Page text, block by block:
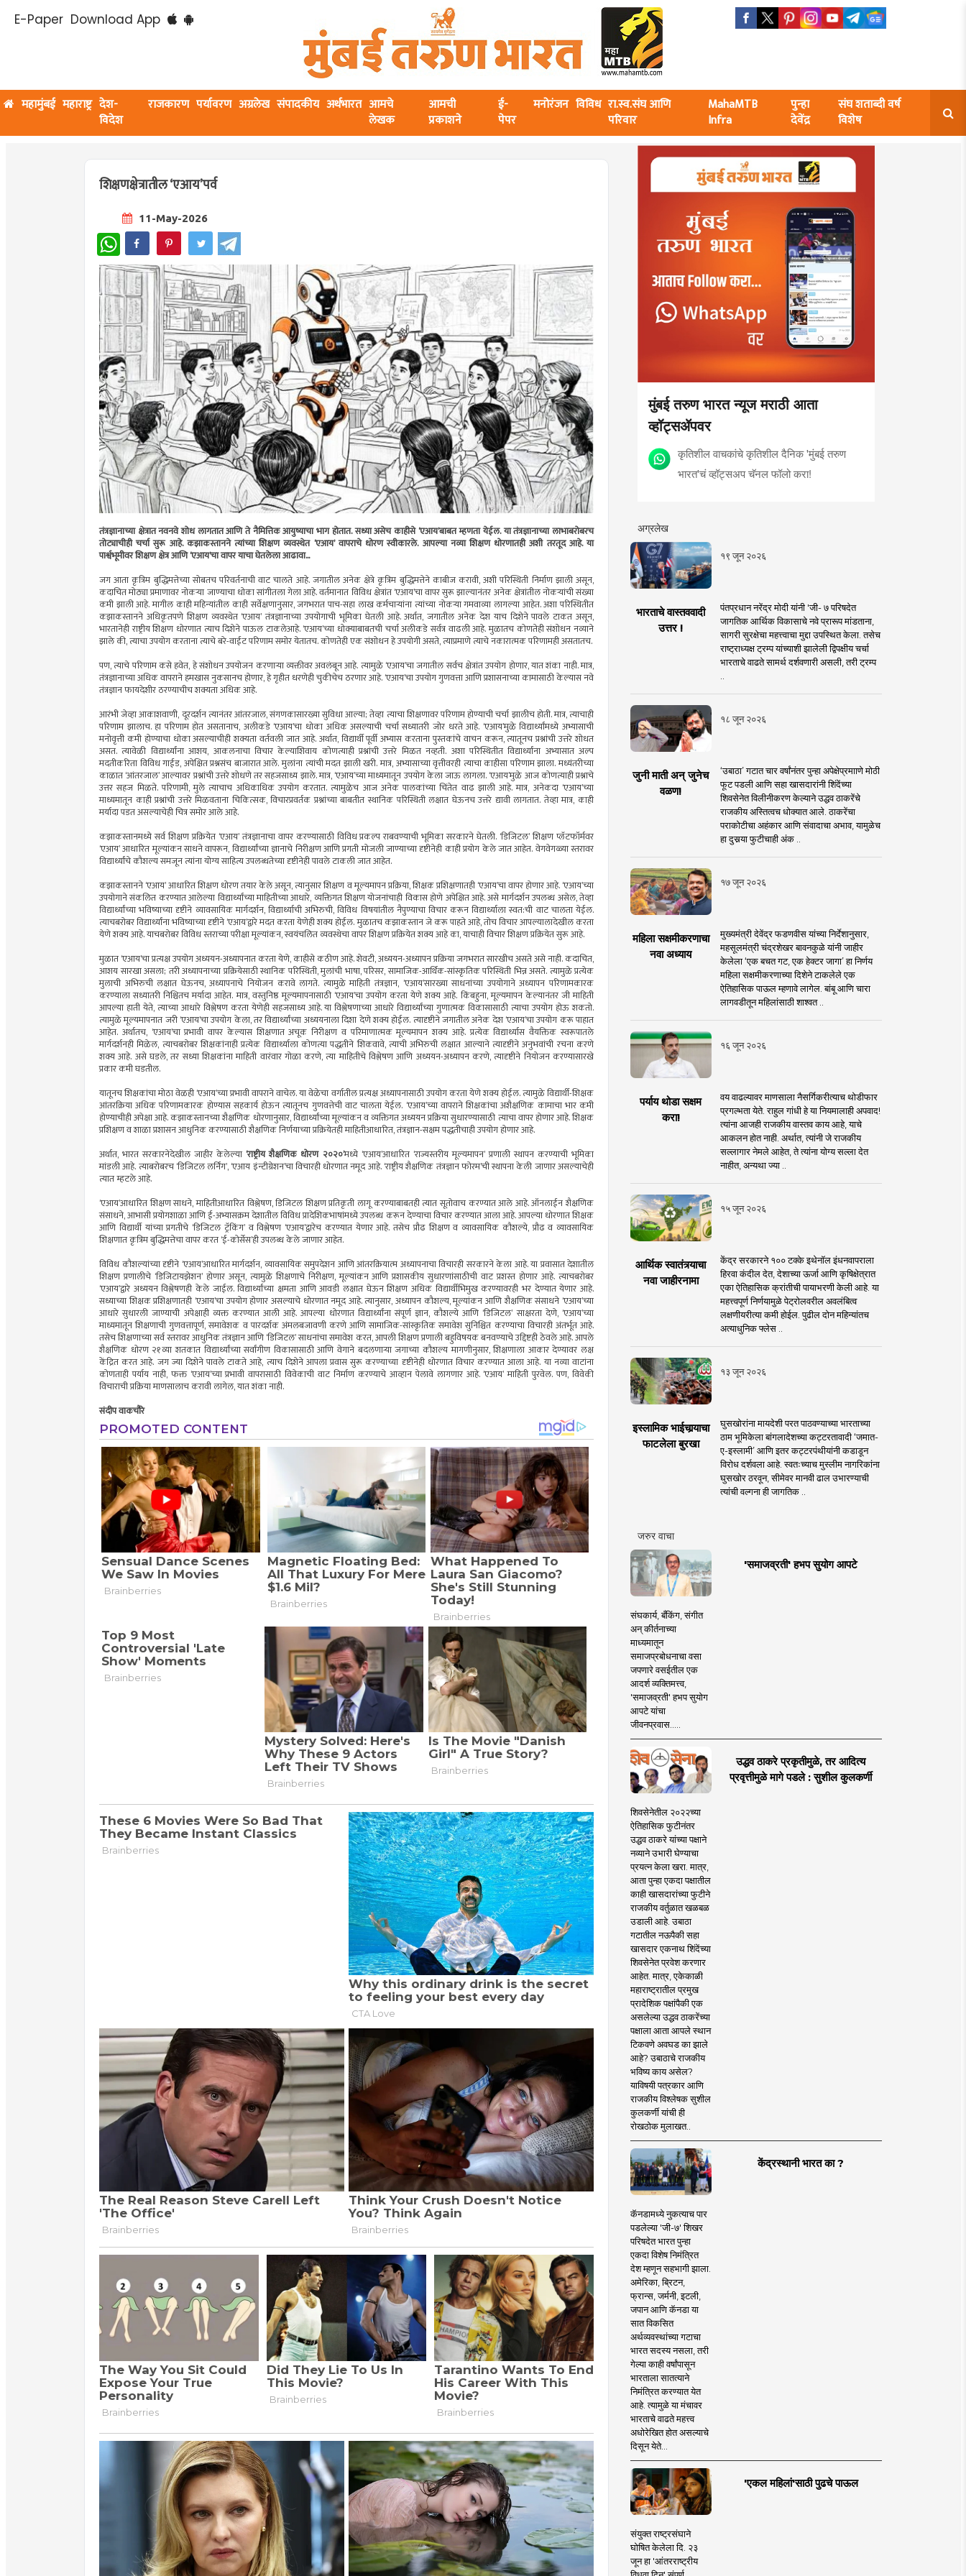
E-Paper Download App
महामुंबई महाराष्ट्र देश-
विदेश
राजकारण पर्यावरण अग्रलेख संपादकीय अर्थभारत आमचे
लेखक
आमची
प्रकाशने
ई-
पेपर
मनोरंजन विविध रा.स्व.संघ आणि
परिवार
MahaMTB
Infra
पुन्हा
देवेंद्र
संघ शताब्दी वर्ष
विशेष
शिक्षणक्षेत्रातील ‘एआय’पर्व
11-May-2026
WhatsApp
तंत्रज्ञानाच्या क्षेत्रात नवनवे शोध लागतात आणि ते नैमित्तिक आयुष्याचा भाग होतात. सध्या असेच काहीसे ‘एआय’बाबत म्हणता येईल. या तंत्रज्ञानाच्या लाभाबरोबरच
तोट्याचीही चर्चा सुरू आहे. कझाकस्तानने त्यांच्या शिक्षण व्यवस्थेत ‘एआय’ वापराचे धोरण स्वीकारले. आपल्या नव्या शिक्षण धोरणातही अशी तरतूद आहे. या
पार्श्वभूमीवर शिक्षण क्षेत्र आणि ‘एआय’चा वापर याचा घेतलेला आढावा...
जग आता कृत्रिम बुद्धिमत्तेच्या सोबतच परिवर्तनाची वाट चालते आहे. जगातील अनेक क्षेत्रे कृत्रिम बुद्धिमत्तेने काबीज करावी, अशी परिस्थिती निर्माण झाली असून,
कदाचित मोठ्या प्रमाणावर नोकर्‍या जाण्याचा धोका सांगीतला गेला आहे. वर्तमानात विविध क्षेत्रांत ‘एआय’चा वापर सुरू झाल्यानंतर अनेक क्षेत्रांतील नोकर्‍यांची संख्या
कमी झाली आहे. मागील काही महिन्यांतील काही सर्वेक्षणानुसार, जगभरात पाच-सहा लाख कर्मचार्‍यांना त्यांच्या नोकर्‍या गमवाव्या लागल्या आहेत. अशा परिस्थितीत
कझाकस्तानने अधिकृतपणे शिक्षण व्यवस्थेत ‘एआय’ तंत्रज्ञानाच्या उपयोगाची भूमिका घेतली आहे. अर्थात, जगातील अनेक देश याच दिशेने पावले टाकत असून,
भारतानेही राष्ट्रीय शिक्षण धोरणात त्याच दिशेने पाऊल टाकलेआहे. ‘एआय’च्या धोक्याबाबतची चर्चा अलीकडे सर्वत्र वाढली आहे. मुळातच कोणतेही संशोधन नव्याने
झाले की, त्याचा उपयोग करताना त्याचे बरे-वाईट परिणाम समोर येतातच. कोणतेही एक संशोधन हे उपयोगी असते, त्याप्रमाणे त्याचे नकारात्मक परिणामही असतातच.
पण, त्याचे परिणाम कसे हवेत, हे संशोधन उपयोजन करणार्‍या व्यक्तीवर अवलंबून आहे. त्यामुळे ‘एआय’चा जगातील सर्वच क्षेत्रांत उपयोग होणार, यात शंका नाही. मात्र,
तंत्रज्ञानाच्या अधिक वापराने हमखास नुकसानच होणार, हे गृहीत धरणेही चुकीचेच ठरणार आहे. ‘एआय’चा उपयोग गुणवत्ता आणि प्रशासनाच्या कामासाठी केल्यास नवे
तंत्रज्ञान फायदेशीर ठरण्याचीच शक्यता अधिक आहे.
आरंभी जेव्हा आकाशवाणी, दूरदर्शन त्यानंतर आंतरजाल, संगणकासारख्या सुविधा आल्या; तेव्हा त्याचा शिक्षणावर परिणाम होण्याची चर्चा झालीच होती. मात्र, त्याचाही
परिणाम झालाच. हा परिणाम होत असतानाच, अलीकडे ‘एआय’चा धोका अधिक असल्याची चर्चा सध्यातरी जोर धरते आहे. ‘एआय’मुळे विद्यार्थ्यांमध्ये अभ्यासाची
मनोवृत्ती कमी होण्याचा धोका असल्याचीही शक्यता वर्तवली जात आहे. अर्थात, विद्यार्थी पूर्वी अभ्यास करताना पुस्तकांचे वाचन करून, त्यातूनच प्रश्नांची उत्तरे शोधत
असत. त्यावेळी विद्यार्थ्यांना आशय, आकलनाचा विचार केल्याशिवाय कोणत्याही प्रश्नांची उत्तरे मिळत नव्हती. अशा परिस्थितीत विद्यार्थ्यांना अभ्यासात अल्प
मदतीकरिता विविध गाईड, अपेक्षित प्रश्नसंच बाजारात आले. मुलांना त्यांची मदत झाली खरी. मात्र, अभ्यासाच्या वृत्तीवरही त्याचा काहीसा परिणाम झाला. मध्यंतरीच्या
काळात ‘आंतरजाल’ आल्यावर प्रश्नांची उत्तरे शोधणे तर सहजसाध्य झाले. मात्र, ‘एआय’च्या माध्यमातून उपयोग केला जाऊ लागला. ‘एआय’मुळे आज कोणत्याही प्रश्नाचे
उत्तर सहज मिळते. परिणामी, मुले त्याचाच अधिकाधिक उपयोग करतात. त्यामुळेच आज अनेक पालकांच्या चिंतेत वाढ झाली आहे. मात्र, अनेकदा ‘एआय’च्या
माध्यमातून काही प्रश्नांची उत्तरे मिळवताना चिकित्सक, विचारप्रवर्तक प्रश्नांच्या बाबतीत स्थानिक परिस्थिती लक्षात घेऊनच उत्तरे द्यावी लागतात. तेव्हा मात्र, काही
मर्यादा पडत असल्याचेही चित्र समोर आले आहे.
कझाकस्तानमध्ये सर्व शिक्षण प्रक्रियेत ‘एआय’ तंत्रज्ञानाचा वापर करण्यासाठी विविध प्रकल्प राबवण्याची भूमिका सरकारने घेतली. ‘डिजिटल’ शिक्षण प्लॅटफॉर्मवर
‘एआय’ आधारित मूल्यांकन साधने वापरून, विद्यार्थ्यांच्या ज्ञानाचे निरीक्षण आणि प्रगती मोजली जाण्याच्या दृष्टीनेही काही प्रयोग केले जात आहेत. वेगवेगळ्या स्तरावर
विद्यार्थ्यांचे कौशल्य समजून त्यांना योग्य साहित्य उपलब्धतेच्या दृष्टीनेही पावले टाकली जात आहेत.
कझाकस्तानने ‘एआय’ आधारित शिक्षण धोरण तयार केले असून, त्यानुसार शिक्षण व मूल्यमापन प्रक्रिया, शिक्षक प्रशिक्षणातही ‘एआय’चा वापर होणार आहे. ‘एआय’च्या
उपयोगाने संकलित करण्यात आलेल्या विद्यार्थ्यांच्या माहितीच्या आधारे, व्यक्तिगत शिक्षण योजनांचाही विकास होणे अपेक्षित आहे. असे मार्गदर्शन उपलब्ध असेल, तेव्हा
विद्यार्थ्यांच्या भविष्याच्या दृष्टीने व्यावसायिक मार्गदर्शन, विद्यार्थ्याची अभिरुची, विविध विषयांतील नैपुण्याचा विचार करून विद्यार्थ्याला स्वत:ची वाट चालता येईल.
त्याचबरोबर विद्यार्थ्यांना भविष्याच्या दृष्टीने ‘एआय’द्वारे मदत करता येणेही शक्य होईल. मुळातच कझाकस्तान जे करू पाहते आहे, तोच विचार आपल्यालादेखील करता
येणे शक्य आहे. याचबरोबर विविध स्तराच्या परीक्षा मूल्यांकन, स्वयंचलित व्यवस्थेचा वापर शिक्षण प्रक्रियेत शक्य आहे का, याचाही विचार शिक्षण प्रक्रियेत सुरू आहे.
मुळात ‘एआय’चा प्रत्यक्ष उपयोग अध्ययन-अध्यापनात करता येणे, काहीसे कठीण आहे. शेवटी, अध्ययन-अध्यापन प्रक्रिया जगभरात सारखीच असते असे नाही. कदाचित,
आशय सारखा असला; तरी अध्यापनाच्या प्रक्रियेसाठी स्थानिक परिस्थिती, मुलांची भाषा, परिसर, सामाजिक-आर्थिक-सांस्कृतिक परिस्थिती भिन्न असते. त्यामुळे प्रत्येक
मुलाची अभिरुची लक्षात घेऊनच, अध्यापनाचे नियोजन करावे लागते. त्यामुळे माहिती तंत्रज्ञान, ‘एआय’सारख्या साधनांच्या उपयोगाने अध्यापन परिणामकारक
करण्याला सध्यातरी निश्चितच मर्यादा आहेत. मात्र, वस्तुनिष्ठ मूल्यमापनासाठी ‘एआय’चा उपयोग करता येणे शक्य आहे. किंबहुना, मूल्यमापन केल्यानंतर जी माहिती
आपल्या हाती येते, त्याच्या आधारे विश्लेषण करता येणेही सहजसाध्य आहे. या विश्लेषणाच्या आधारे विद्यार्थ्यांच्या गुणात्मक विकासासाठी त्याचा उपयोग होऊ शकतो.
त्यामुळे मूल्यमापनात जरी ‘एआय’चा उपयोग केला, तर विद्यार्थ्यांच्या अध्ययनाला दिशा देणे शक्य होईल. त्यादृष्टीने जगातील अनेक देश ‘एआय’चा उपयोग करू पाहात
आहेत. अर्थातच, ‘एआय’चा प्रभावी वापर केल्यास शिक्षणात अचूक निरीक्षण व परिमाणात्मक मूल्यमापन शक्य आहे. प्रत्येक विद्यार्थ्यास वैयक्तिक स्वरूपातले
मार्गदर्शनही मिळेल, त्याचबरोबर शिक्षकांनाही प्रत्येक विद्यार्थ्याला कोणत्या पद्धतीने शिकवावे, त्याची अभिरुची लक्षात आल्याने त्यादृष्टीने अनुभवांची रचना करणे
शक्य आहे. असे घडले, तर सध्या शिक्षकांना माहिती वारंवार गोळा करणे, त्या माहितीचे विश्लेषण आणि अध्ययन-अध्यापन करणे, त्यादृष्टीने नियोजन करण्यासारखे
प्रकार कमी घडतील.
यातूनच शिक्षकांचा मोठा वेळही ‘एआय’च्या प्रभावी वापराने वाचेल. या वेळेचा वर्गातील प्रत्यक्ष अध्यापनासाठी उपयोग करता येणे शक्य होईल. त्यामुळे विद्यार्थी-शिक्षक
आंतरक्रिया अधिक परिणामकारक होण्यास सहकार्य होऊन त्यातूनच गुणवत्तेची वाट चालता येईल. ‘एआय’च्या वापराने शिक्षकांचा अशैक्षणिक कामाचा भार कमी
होण्याचीही अपेक्षा आहे. कझाकस्तानच्या शैक्षणिक धोरणानुसार, विद्यार्थ्यांच्या मूल्यांकन व व्यक्तिगत अध्ययन प्रक्रिया सुधारण्यासाठी त्याचा वापर होणार आहे. शिक्षक
प्रशिक्षण व शाळा प्रशासन आधुनिक करण्यासाठी शैक्षणिक निर्णयाच्या प्रक्रियेतही माहितीआधारित, तंत्रज्ञान-सक्षम पद्धतीचाही उपयोग होणार आहे.
अर्थात, भारत सरकारनेदेखील जाहीर केलेल्या‘राष्ट्रीय शैक्षणिक धोरण २०२०’मध्ये ‘एआय’आधारित ‘राज्यस्तरीय मूल्यमापन’ प्रणाली स्थापन करण्याची भूमिका
मांडली आहे. त्याबरोबरच ‘डिजिटल लर्निंग’, ‘एआय इंन्टीग्रेशन’चा विचारही धोरणात नमूद आहे. ‘राष्ट्रीय शैक्षणिक तंत्रज्ञान फोरम’ची स्थापना केली जाणार असल्याचेही
त्यात म्हटले आहे.
‘एआय’आधारित शिक्षण साधने, माहितीआधारित विश्लेषण, डिजिटल शिक्षण प्रतिकृती लागू करण्याबाबतही त्यात सूतोवाच करण्यात आले आहे. ऑनलाईन शैक्षणिक
संसाधने, आभासी प्रयोगशाळा आणि ई-अभ्यासक्रम देशातील विविध प्रादेशिकभाषांमध्ये उपलब्ध करून देण्याचा विचार करण्यात आला आहे. आपल्या धोरणात शिक्षक
आणि विद्यार्थी यांच्या प्रगतीचे ‘डिजिटल ट्रॅकिंग’ व विश्लेषण ‘एआय’द्वारेच करण्यात येणार आहे. तसेच प्रौढ शिक्षण व व्यावसायिक कौशल्ये, प्रौढ व व्यावसायिक
शिक्षणात कृत्रिम बुद्धिमत्तेचा वापर करत ‘ई-कोर्सेस’ही उपलब्ध केले जाणार आहेत.
विविध कौशल्यांच्या दृष्टीने ‘एआय’आधारित मार्गदर्शन, व्यावसायिक समुपदेशन आणि आंतरक्रियात्म अध्यापनाचा विचारही सरकारने केला आहे. या प्रवासात देशातील
शिक्षण प्रणालीचे ‘डिजिटायझेशन’ होणार असून, त्यामुळे शिक्षणाचे निरीक्षण, मूल्यांकन आणि प्रशासकीय सुधारणांसाठीची वाट प्रशस्त होणार आहे. त्याचबरोबर
‘एआय’द्वारे अध्ययन विश्लेषणही केले जाईल. विद्यार्थ्यांच्या क्षमता आणि आवडी लक्षात घेऊन शिक्षण अधिक विद्यार्थीभिमुख करण्यावरही भर देण्यात येणार आहे.
सध्याच्या शिक्षक प्रशिक्षणातही ‘एआय’चा उपयोग होणार असल्याचे धोरणात नमूद आहे. त्यानुसार, अध्यापन कौशल्य, मूल्यांकन आणि शैक्षणिक संसाधने ‘एआय’च्या
आधारे सुधारली जाण्याची अपेक्षाही व्यक्त करण्यात आली आहे. आपल्या धोरणात विद्यार्थ्यांना संपूर्ण ज्ञान, कौशल्ये आणि ‘डिजिटल’ साक्षरता देणे, ‘एआय’च्या
माध्यमातून शिक्षणाची गुणवत्तापूर्ण, समावेशक व पारदर्शक अंमलबजावणी करणे आणि सामाजिक-सांस्कृतिक समावेश सुनिश्चित करण्याचा विचारही अंतर्भूत आहे.
तसेच शिक्षणाच्या सर्व स्तरावर आधुनिक तंत्रज्ञान आणि ‘डिजिटल’ साधनांचा समावेश करत, आपली शिक्षण प्रणाली बहुविषयक बनवण्याचे उद्दिष्टही ठेवले आहे. आपले
शैक्षणिक धोरण २१व्या शतकात विद्यार्थ्यांच्या सर्वांगीण विकासासाठी आणि वेगाने बदलणार्‍या जगाच्या कौशल्य मागणीनुसार, शिक्षणाला आकार देण्यावर लक्ष
केंद्रित करत आहे. जग ज्या दिशेने पावले टाकते आहे, त्याच दिशेने आपला प्रवास सुरू करण्याच्या दृष्टीनेही धोरणात विचार करण्यात आला आहे. या नव्या वाटांना
कोणताही पर्याय नाही, फक्त ‘एआय’च्या प्रभावी वापरासाठी विवेकाची वाट निर्माण करण्याचे आव्हान पेलावे लागणार आहे. ‘एआय’ माहिती पुरवेल. पण, विवेकी
विचाराची प्रक्रिया माणसालाच करावी लागेल, यात शंका नाही.
संदीप वाकचौरे
मुंबई तरुण भारत न्यूज मराठी आता
व्हॉट्सॲपवर
कृतिशील वाचकांचे कृतिशील दैनिक 'मुंबई तरुण
भारत'चं व्हॉट्सअप चॅनल फॉलो करा!
अग्रलेख
१९ जून २०२६
भारताचे वास्तववादी
उत्तर !
पंतप्रधान नरेंद्र मोदी यांनी 'जी- ७ परिषदेत
जागतिक आर्थिक विकासाचे नवे प्रारूप मांडताना,
सागरी सुरक्षेचा महत्त्वाचा मुद्दा उपस्थित केला. तसेच
राष्ट्राध्यक्ष ट्रम्प यांच्याशी झालेली द्विपक्षीय चर्चा
भारताचे वाढते सामर्थ दर्शवणारी असली, तरी ट्रम्प
१८ जून २०२६
जुनी माती अन् जुनेच
वळण!
‘उबाठा’ गटात चार वर्षांनंतर पुन्हा अपेक्षेप्रमााणे मोठी
फूट पडली आणि सहा खासदारांनी शिंदेंच्या
शिवसेनेत विलीनीकरण केल्याने उद्धव ठाकरेंचे
राजकीय अस्तित्वच धोक्यात आले. ठाकरेंचा
पराकोटीचा अहंकार आणि संवादाचा अभाव, यामुळेच
हा दुसर्‍या फुटीचाही अंक ..
१७ जून २०२६
महिला सक्षमीकरणाचा
नवा अध्याय
मुख्यमंत्री देवेंद्र फडणवीस यांच्या निर्देशानुसार,
महसूलमंत्री चंद्रशेखर बावनकुळे यांनी जाहीर
केलेला ‘एक बचत गट, एक हेक्टर जागा’ हा निर्णय
महिला सक्षमीकरणाच्या दिशेने टाकलेले एक
ऐतिहासिक पाऊल म्हणावे लागेल. बांबू आणि चारा
लागवडीतून महिलांसाठी शाश्वत ..
१६ जून २०२६
पर्याय थोडा सक्षम
करा!
वय वाढल्यावर माणसाला नैसर्गिकरीत्याच थोडीफार
प्रगल्भता येते. राहुल गांधी हे या नियमालाही अपवाद!
त्यांना आजही राजकीय वास्तव काय आहे, याचे
आकलन होत नाही. अर्थात, त्यांनी जे राजकीय
सल्लागार नेमले आहेत, ते त्यांना योग्य सल्ला देत
नाहीत, अन्यथा ज्या ..
१५ जून २०२६
आर्थिक स्वातंत्र्याचा
नवा जाहीरनामा
केंद्र सरकारने १०० टक्के इथेनॉल इंधनवापराला
हिरवा कंदील देत, देशाच्या ऊर्जा आणि कृषिक्षेत्रात
एका ऐतिहासिक क्रांतीची पायाभरणी केली आहे. या
महत्त्वपूर्ण निर्णयामुळे पेट्रोलवरील अवलंबित्व
लक्षणीयरीत्या कमी होईल. पुढील दोन महिन्यांतच
अत्याधुनिक फ्लेस ..
१३ जून २०२६
इस्लामिक भाईचार्‍याचा
फाटलेला बुरखा
घुसखोरांना मायदेशी परत पाठवण्याच्या भारताच्या
ठाम भूमिकेला बांगलादेशच्या कट्टरतावादी ‘जमात-
ए-इस्लामी’ आणि इतर कट्टरपंथीयांनी कडाडून
विरोध दर्शवला आहे. स्वतःच्याच मुस्लीम नागरिकांना
घुसखोर ठरवून, सीमेवर मानवी ढाल उभारण्याची
त्यांची वल्गना ही जागतिक ..
जरुर वाचा
'समाजव्रती' हभप सुयोग आपटे
संघकार्य, बँकिंग, संगीत
अन् कीर्तनाच्या
माध्यमातून
समाजप्रबोधनाचा वसा
जपणारे वसईतील एक
आदर्श व्यक्तिमत्त्व,
'समाजव्रती' हभप सुयोग
आपटे यांचा
जीवनप्रवास.....
उद्धव ठाकरे प्रकृतीमुळे, तर आदित्य
प्रवृत्तीमुळे मागे पडले : सुशील कुलकर्णी
शिवसेनेतील २०२२च्या
ऐतिहासिक फुटीनंतर
उद्धव ठाकरे यांच्या पक्षाने
नव्याने उभारी घेण्याचा
प्रयत्न केला खरा. मात्र,
आता पुन्हा एकदा पक्षातील
काही खासदारांच्या फुटीने
राजकीय वर्तुळात खळबळ
उडाली आहे. उबाठा
गटातील नऊपैकी सहा
खासदार एकनाथ शिंदेंच्या
शिवसेनेत प्रवेश करणार
आहेत. मात्र, एकेकाळी
महाराष्ट्रातील प्रमुख
प्रादेशिक पक्षांपैकी एक
असलेल्या उद्धव ठाकरेंच्या
पक्षाला आता आपले स्थान
टिकवणे अवघड का झाले
आहे? उबाठाचे राजकीय
भविष्य काय असेल?
याविषयी पत्रकार आणि
राजकीय विश्लेषक सुशील
कुलकर्णी यांची ही
रोखठोक मुलाखत..
केंद्रस्थानी भारत का ?
कॅनडामध्ये नुकत्याच पार
पडलेल्या 'जी-७' शिखर
परिषदेत भारत पुन्हा
एकदा विशेष निमंत्रित
देश म्हणून सहभागी झाला.
अमेरिका, ब्रिटन,
फ्रान्स, जर्मनी, इटली,
जपान आणि कॅनडा या
सात विकसित
अर्थव्यवस्थांच्या गटाचा
भारत सदस्य नसला, तरी
गेल्या काही वर्षांपासून
भारताला सातत्याने
निमंत्रित करण्यात येत
आहे. त्यामुळे या मंचावर
भारताचे वाढते महत्त्व
अधोरेखित होत असल्याचे
दिसून येते...
'एकल महिलां'साठी पुढचे पाऊल
संयुक्त राष्ट्रसंघाने
घोषित केलेला दि. २३
जून हा 'आंतरराष्ट्रीय